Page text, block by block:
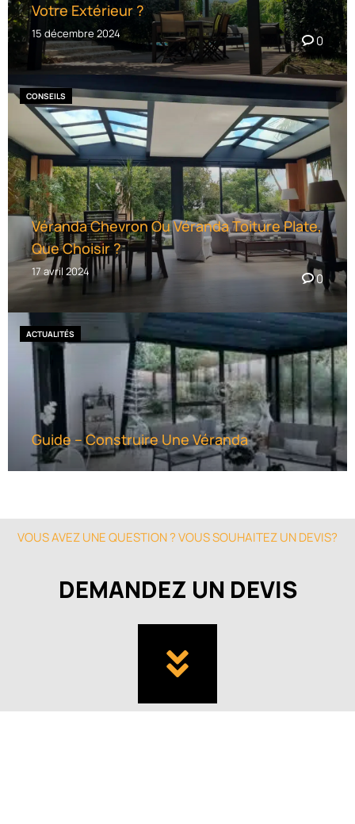
Votre Extérieur ?
15 décembre 2024 0
Véranda Chevron Ou Véranda Toiture Plate,
Que Choisir ?
17 avril 2024
CONSEILS
0
Guide – Construire Une Véranda
ACTUALITÉS
VOUS AVEZ UNE QUESTION ? VOUS SOUHAITEZ UN DEVIS?
DEMANDEZ UN DEVIS